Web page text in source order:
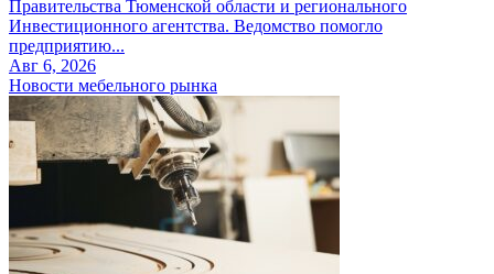
Правительства Тюменской области и регионального
Инвестиционного агентства. Ведомство помогло
предприятию...
Авг 6, 2026
Новости мебельного рынка